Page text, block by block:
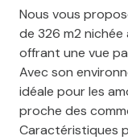
Nous vous
de 326 m2
offrant une vue
Avec son
idéale pour les
proche des
Caractéristiques